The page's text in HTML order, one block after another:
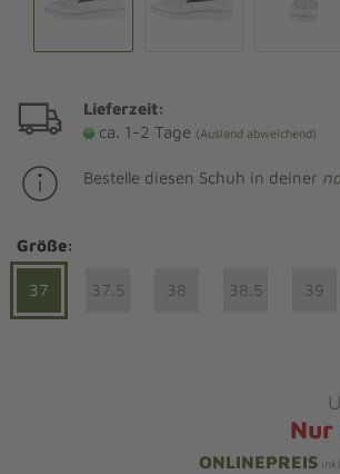
Lieferzeit:
ca. 1-2 Tage (Ausland abweichend)
Bestelle diesen Schuh in deiner
Größe:
37 37.5 38 38.5 39
Nur
ONLINEPREIS